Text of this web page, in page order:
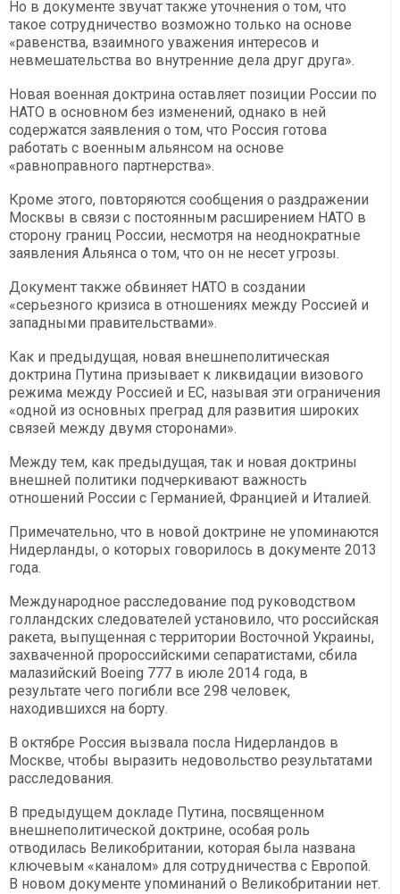
Но в документе звучат также уточнения о том, что
такое сотрудничество возможно только на основе
«равенства, взаимного уважения интересов и
невмешательства во внутренние дела друг друга».
Новая военная доктрина оставляет позиции России по
НАТО в основном без изменений, однако в ней
содержатся заявления о том, что Россия готова
работать с военным альянсом на основе
«равноправного партнерства».
Кроме этого, повторяются сообщения о раздражении
Москвы в связи с постоянным расширением НАТО в
сторону границ России, несмотря на неоднократные
заявления Альянса о том, что он не несет угрозы.
Документ также обвиняет НАТО в создании
«серьезного кризиса в отношениях между Россией и
западными правительствами».
Как и предыдущая, новая внешнеполитическая
доктрина Путина призывает к ликвидации визового
режима между Россией и ЕС, называя эти ограничения
«одной из основных преград для развития широких
связей между двумя сторонами».
Между тем, как предыдущая, так и новая доктрины
внешней политики подчеркивают важность
отношений России с Германией, Францией и Италией.
Примечательно, что в новой доктрине не упоминаются
Нидерланды, о которых говорилось в документе 2013
года.
Международное расследование под руководством
голландских следователей установило, что российская
ракета, выпущенная с территории Восточной Украины,
захваченной пророссийскими сепаратистами, сбила
малазийский Boeing 777 в июле 2014 года, в
результате чего погибли все 298 человек,
находившихся на борту.
В октябре Россия вызвала посла Нидерландов в
Москве, чтобы выразить недовольство результатами
расследования.
В предыдущем докладе Путина, посвященном
внешнеполитической доктрине, особая роль
отводилась Великобритании, которая была названа
ключевым «каналом» для сотрудничества с Европой.
В новом документе упоминаний о Великобритании нет.